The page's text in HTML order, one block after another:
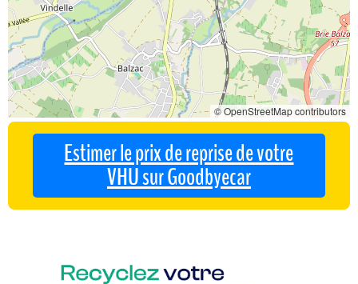
© OpenStreetMap contributors
Estimer le prix de reprise de votre
VHU sur Goodbyecar